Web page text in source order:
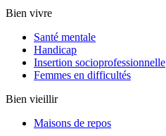
Bien vivre
Santé mentale
Handicap
Insertion socioprofessionnelle
Femmes en difficultés
Bien vieillir
Maisons de repos